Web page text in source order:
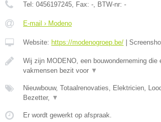
Tel: 0456197245, Fax: -, BTW-nr: -
E-mail › Modeno
Website: https://modenogroep.be/
Wij zijn MODENO, een bouwonderneming die
vakmensen bezit voor ▼
Nieuwbouw, Totaalrenovaties, Elektricien,
Bezetter, ▼
Er wordt gewerkt op afspraak.